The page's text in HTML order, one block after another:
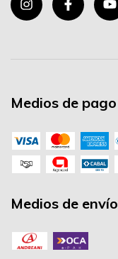
Medios de pago
Medios de envío